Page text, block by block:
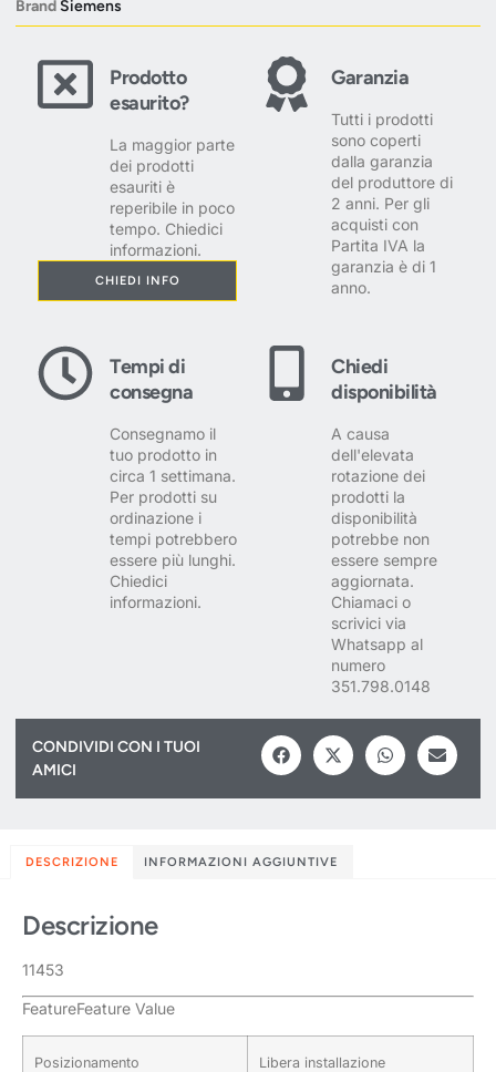
BrandSiemens
Prodotto
esaurito?
La maggior parte
dei prodotti
esauriti è
reperibile in poco
tempo. Chiedici
informazioni.
CHIEDI INFO
Garanzia
Tutti i prodotti
sono coperti
dalla garanzia
del produttore di
2 anni. Per gli
acquisti con
Partita IVA la
garanzia è di 1
anno.
Tempi di
consegna
Consegnamo il
tuo prodotto in
circa 1 settimana.
Per prodotti su
ordinazione i
tempi potrebbero
essere più lunghi.
Chiedici
informazioni.
Chiedi
disponibilità
A causa
dell'elevata
rotazione dei
prodotti la
disponibilità
potrebbe non
essere sempre
aggiornata.
Chiamaci o
scrivici via
Whatsapp al
numero
351.798.0148
CONDIVIDI CON I TUOI
AMICI
DESCRIZIONE INFORMAZIONI AGGIUNTIVE
Descrizione
11453
FeatureFeature Value
Posizionamento
Libera installazione